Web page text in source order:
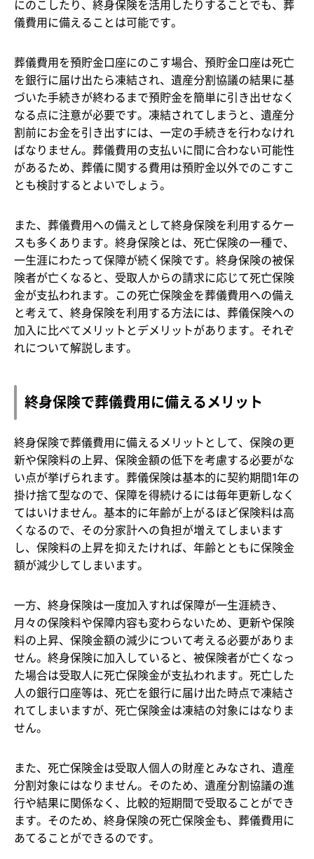
にのこしたり、終身保険を活用したりすることでも、葬
儀費用に備えることは可能です。
葬儀費用を預貯金口座にのこす場合、預貯金口座は死亡
を銀行に届け出たら凍結され、遺産分割協議の結果に基
づいた手続きが終わるまで預貯金を簡単に引き出せなく
なる点に注意が必要です。凍結されてしまうと、遺産分
割前にお金を引き出すには、一定の手続きを行わなけれ
ばなりません。葬儀費用の支払いに間に合わない可能性
があるため、葬儀に関する費用は預貯金以外でのこすこ
とも検討するとよいでしょう。
また、葬儀費用への備えとして終身保険を利用するケー
スも多くあります。終身保険とは、死亡保険の一種で、
一生涯にわたって保障が続く保険です。終身保険の被保
険者が亡くなると、受取人からの請求に応じて死亡保険
金が支払われます。この死亡保険金を葬儀費用への備え
と考えて、終身保険を利用する方法には、葬儀保険への
加入に比べてメリットとデメリットがあります。それぞ
れについて解説します。
終身保険で葬儀費用に備えるメリット
終身保険で葬儀費用に備えるメリットとして、保険の更
新や保険料の上昇、保険金額の低下を考慮する必要がな
い点が挙げられます。葬儀保険は基本的に契約期間1年の
掛け捨て型なので、保障を得続けるには毎年更新しなく
てはいけません。基本的に年齢が上がるほど保険料は高
くなるので、その分家計への負担が増えてしまいます
し、保険料の上昇を抑えたければ、年齢とともに保険金
額が減少してしまいます。
一方、終身保険は一度加入すれば保障が一生涯続き、
月々の保険料や保障内容も変わらないため、更新や保険
料の上昇、保険金額の減少について考える必要がありま
せん。終身保険に加入していると、被保険者が亡くなっ
た場合は受取人に死亡保険金が支払われます。死亡した
人の銀行口座等は、死亡を銀行に届け出た時点で凍結さ
れてしまいますが、死亡保険金は凍結の対象にはなりま
せん。
また、死亡保険金は受取人個人の財産とみなされ、遺産
分割対象にはなりません。そのため、遺産分割協議の進
行や結果に関係なく、比較的短期間で受取ることができ
ます。そのため、終身保険の死亡保険金も、葬儀費用に
あてることができるのです。